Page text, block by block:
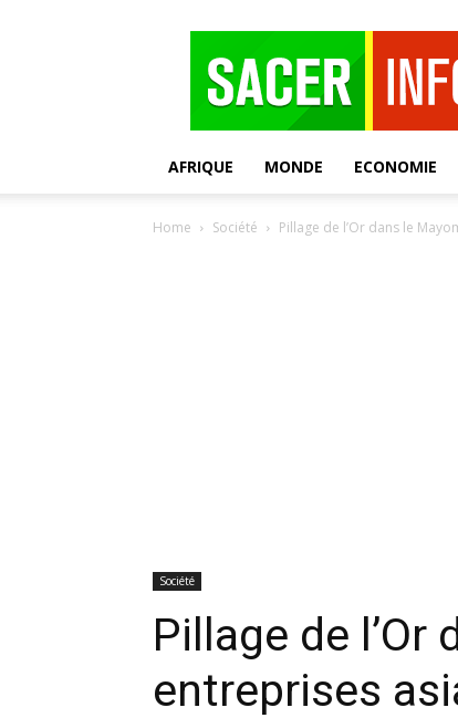
AFRIQUE MONDE ECONOMIE
Home Société Pillage de l’Or dans le
Société
Pillage de l’Or
entreprises